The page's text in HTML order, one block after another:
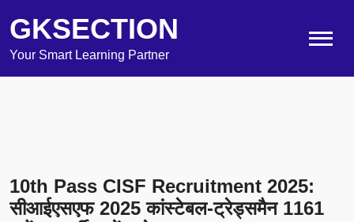
GKSECTION
Your Smart Learning Partner
10th Pass CISF Recruitment 2025:
सीआईएसएफ 2025 कांस्टेबल-ट्रेड्समैन 1161